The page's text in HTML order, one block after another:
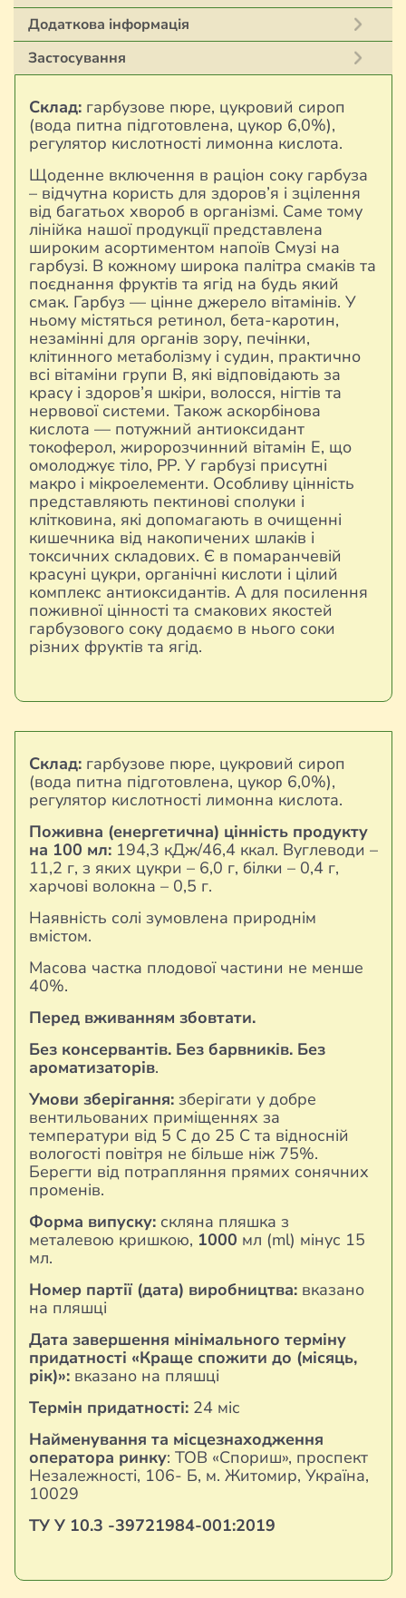
Додаткова інформація
Застосування
Склад: гарбузове пюре, цукровий сироп
(вода питна підготовлена, цукор 6,0%),
регулятор кислотності лимонна кислота.
Щоденне включення в раціон соку гарбуза
– відчутна користь для здоров’я і зцілення
від багатьох хвороб в організмі. Саме тому
лінійка нашої продукції представлена
широким асортиментом напоїв Смузі на
гарбузі. В кожному широка палітра смаків та
поєднання фруктів та ягід на будь який
смак. Гарбуз — цінне джерело вітамінів. У
ньому містяться ретинол, бета-каротин,
незамінні для органів зору, печінки,
клітинного метаболізму і судин, практично
всі вітаміни групи В, які відповідають за
красу і здоров’я шкіри, волосся, нігтів та
нервової системи. Також аскорбінова
кислота — потужний антиоксидант
токоферол, жиророзчинний вітамін Е, що
омолоджує тіло, РР. У гарбузі присутні
макро і мікроелементи. Особливу цінність
представляють пектинові сполуки і
клітковина, які допомагають в очищенні
кишечника від накопичених шлаків і
токсичних складових. Є в помаранчевій
красуні цукри, органічні кислоти і цілий
комплекс антиоксидантів. А для посилення
поживної цінності та смакових якостей
гарбузового соку додаємо в нього соки
різних фруктів та ягід.
Склад: гарбузове пюре, цукровий сироп
(вода питна підготовлена, цукор 6,0%),
регулятор кислотності лимонна кислота.
Поживна (енергетична) цінність продукту
на 100 мл: 194,3 кДж/46,4 ккал. Вуглеводи –
11,2 г, з яких цукри – 6,0 г, білки – 0,4 г,
харчові волокна – 0,5 г.
Наявність солі зумовлена природнім
вмістом.
Масова частка плодової частини не менше
40%.
Перед вживанням збовтати.
Без консервантів. Без барвників. Без
ароматизаторів.
Умови зберігання: зберігати у добре
вентильованих приміщеннях за
температури від 5 С до 25 С та відносній
вологості повітря не більше ніж 75%.
Берегти від потрапляння прямих сонячних
променів.
Форма випуску: скляна пляшка з
металевою кришкою, 1000 мл (ml) мінус 15
мл.
Номер партії (дата) виробництва: вказано
на пляшці
Дата завершення мінімального терміну
придатності «Краще спожити до (місяць,
рік)»: вказано на пляшці
Термін придатності: 24 міс
Найменування та місцезнаходження
оператора ринку: ТОВ «Спориш», проспект
Незалежності, 106- Б, м. Житомир, Україна,
10029
ТУ У 10.3 -39721984-001:2019